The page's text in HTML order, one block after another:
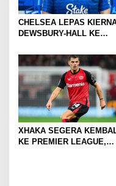
CHELSEA LEPAS
DEWSBURY-HALL KE
SANG GELANDANG
XHAKA SEGERA
KE PREMIER LEAGUE,